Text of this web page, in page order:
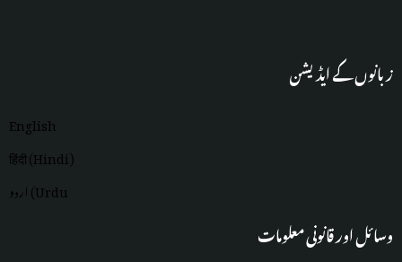
زبانوں کے ایڈیشن
English
हिंदी (Hindi)
اردو (Urdu
وسائل اور قانونی معلومات